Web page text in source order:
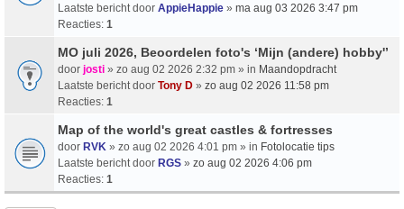
Laatste bericht door AppieHappie » ma aug 03 2026 3:47 pm
Reacties: 1
MO juli 2026, Beoordelen foto's ‘Mijn (andere) hobby'’
door josti » zo aug 02 2026 2:32 pm » in Maandopdracht
Laatste bericht door Tony D » zo aug 02 2026 11:58 pm
Reacties: 1
Map of the world's great castles & fortresses
door RVK » zo aug 02 2026 4:01 pm » in Fotolocatie tips
Laatste bericht door RGS » zo aug 02 2026 4:06 pm
Reacties: 1